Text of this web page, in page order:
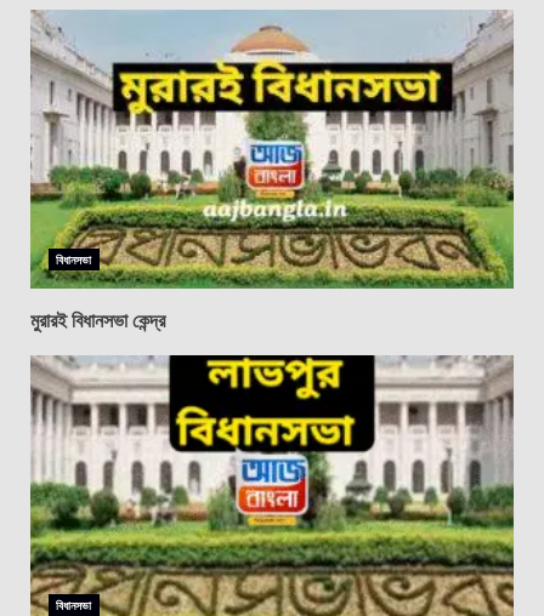
বিধানসভা
মুরারই বিধানসভা কেন্দ্র
বিধানসভা